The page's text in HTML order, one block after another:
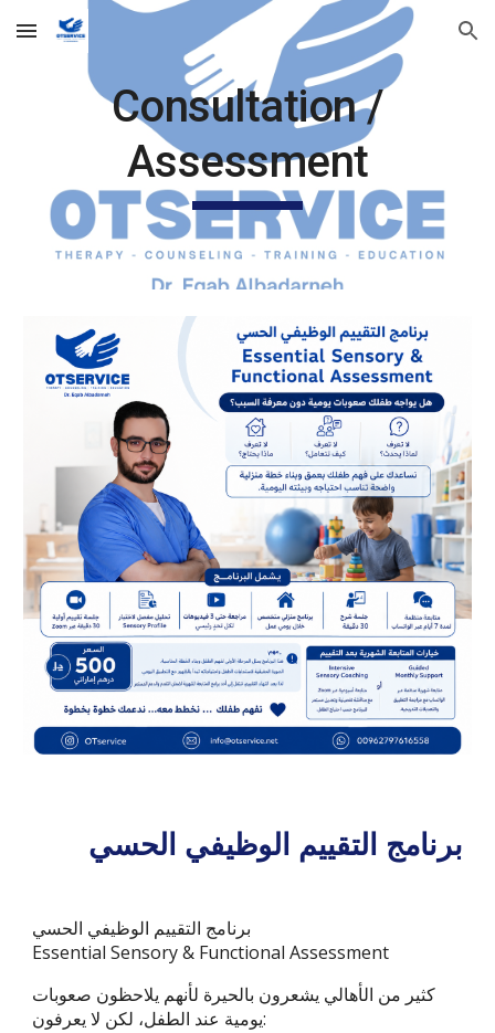
Skip to main content Skip to navigation
Consultation /
Assessment
برنامج التقييم الوظيفي الحسي
برنامج التقييم الوظيفي الحسي
Essential Sensory & Functional Assessment
كثير من الأهالي يشعرون بالحيرة لأنهم يلاحظون صعوبات
يومية عند الطفل، لكن لا يعرفون: